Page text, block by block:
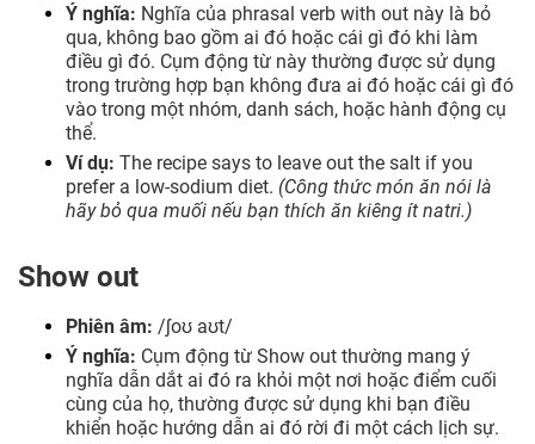
Ý nghĩa: Nghĩa của phrasal verb with out này là bỏ
qua, không bao gồm ai đó hoặc cái gì đó khi làm
điều gì đó. Cụm động từ này thường được sử dụng
trong trường hợp bạn không đưa ai đó hoặc cái gì đó
vào trong một nhóm, danh sách, hoặc hành động cụ
thể.
Ví dụ: The recipe says to leave out the salt if you
prefer a low-sodium diet. (Công thức món ăn nói là
hãy bỏ qua muối nếu bạn thích ăn kiêng ít natri.)
Show out
Phiên âm: /ʃoʊ aʊt/
Ý nghĩa: Cụm động từ Show out thường mang ý
nghĩa dẫn dắt ai đó ra khỏi một nơi hoặc điểm cuối
cùng của họ, thường được sử dụng khi bạn điều
khiển hoặc hướng dẫn ai đó rời đi một cách lịch sự.